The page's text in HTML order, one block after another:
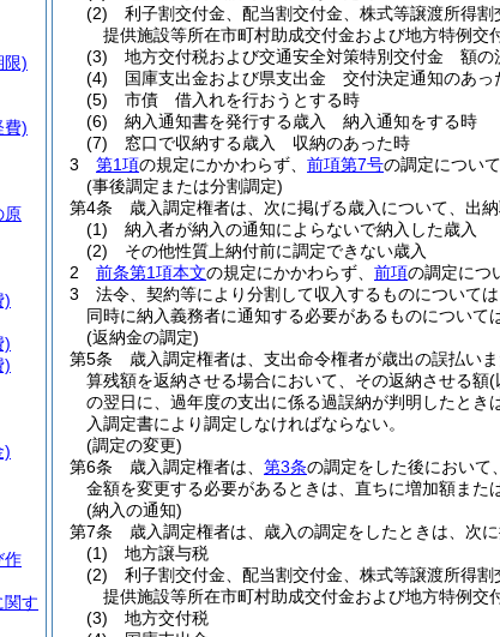
(2)
利子割交付金、配当割交付金、株式等譲渡所得
提供施設等所在市町村助成交付金および地方特例
(3)
地方交付税および交通安全対策特別交付金 額の
(4)
国庫支出金および県支出金 交付決定通知のあっ
(5)
市債 借入れを行おうとする時
(6)
納入通知書を発行する歳入 納入通知をする時
(7)
窓口で収納する歳入 収納のあった時
3
第1項の規定にかかわらず、 前項第7号の調定につい
(事後調定または分割調定)
第4条
歳入調定権者は、次に掲げる歳入について、出
(1)
納入者が納入の通知によらないで納入した歳入
(2)
その他性質上納付前に調定できない歳入
2
前条第1項本文の規定にかかわらず、 前項の調定につ
3
法令、契約等により分割して収入するものについて
同時に納入義務者に通知する必要があるものについて
(返納金の調定)
第5条
歳入調定権者は、支出命令権者が歳出の誤払い
算残額を返納させる場合において、その返納させる額(
の翌日に、過年度の支出に係る過誤納が判明したと
入調定書により調定しなければならない。
(調定の変更)
第6条
歳入調定権者は、 第3条の調定をした後において
金額を変更する必要があるときは、直ちに増加額ま
(納入の通知)
第7条
歳入調定権者は、歳入の調定をしたときは、次
(1)
地方譲与税
(2)
利子割交付金、配当割交付金、株式等譲渡所得
提供施設等所在市町村助成交付金および地方特例交
(3)
地方交付税
限)
費)
原
)
)
)
)
作
関す